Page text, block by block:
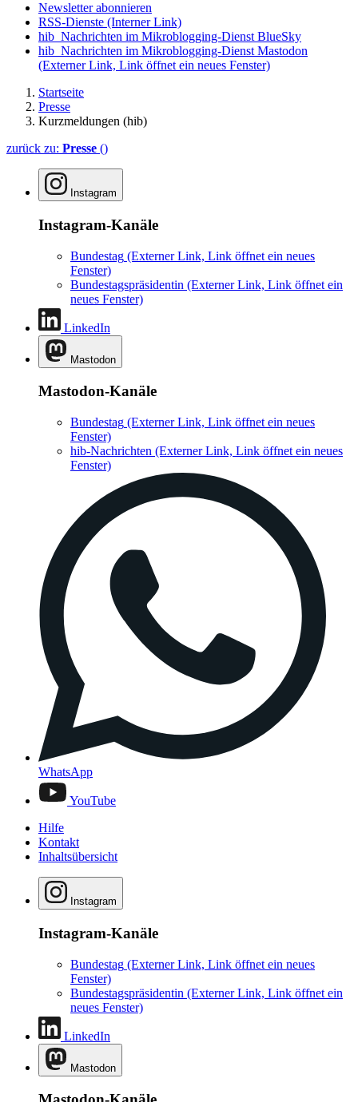
Newsletter abonnieren
RSS-Dienste (Interner Link)
hib_Nachrichten im Mikroblogging-Dienst BlueSky
hib_Nachrichten im Mikroblogging-Dienst Mastodon
(Externer Link, Link öffnet ein neues Fenster)
Startseite
Presse
Kurzmeldungen (hib)
zurück zu: Presse ()
Instagram
Instagram-Kanäle
Bundestag (Externer Link, Link öffnet ein neues
Fenster)
Bundestagspräsidentin (Externer Link, Link öffnet ein
neues Fenster)
LinkedIn
Mastodon
Mastodon-Kanäle
Bundestag (Externer Link, Link öffnet ein neues
Fenster)
hib-Nachrichten (Externer Link, Link öffnet ein neues
Fenster)
WhatsApp
YouTube
Hilfe
Kontakt
Inhaltsübersicht
Instagram
Instagram-Kanäle
Bundestag (Externer Link, Link öffnet ein neues
Fenster)
Bundestagspräsidentin (Externer Link, Link öffnet ein
neues Fenster)
LinkedIn
Mastodon